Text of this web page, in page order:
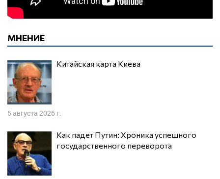
МНЕНИЕ
Китайская карта Киева
5 августа 2026 г.
Как падет Путин: Хроника успешного
государственного переворота